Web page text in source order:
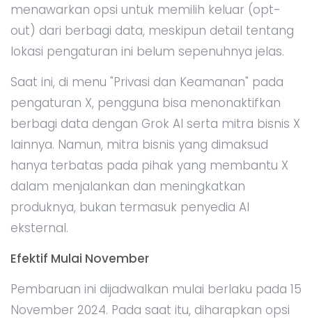
menawarkan opsi untuk memilih keluar (opt-
out) dari berbagi data, meskipun detail tentang
lokasi pengaturan ini belum sepenuhnya jelas.
Saat ini, di menu "Privasi dan Keamanan" pada
pengaturan X, pengguna bisa menonaktifkan
berbagi data dengan Grok AI serta mitra bisnis X
lainnya. Namun, mitra bisnis yang dimaksud
hanya terbatas pada pihak yang membantu X
dalam menjalankan dan meningkatkan
produknya, bukan termasuk penyedia AI
eksternal.
Efektif Mulai November
Pembaruan ini dijadwalkan mulai berlaku pada 15
November 2024. Pada saat itu, diharapkan opsi